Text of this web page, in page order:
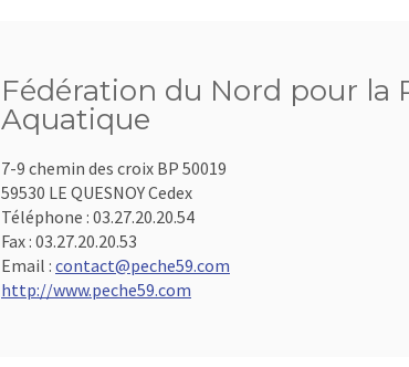
Fédération du Nord pour la
Aquatique
7-9 chemin des croix BP 50019
59530 LE QUESNOY Cedex
Téléphone : 03.27.20.20.54
Fax : 03.27.20.20.53
Email : contact@peche59.com
http://www.peche59.com